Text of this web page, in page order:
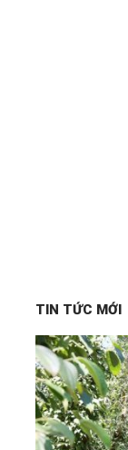
TIN TỨC MỚI